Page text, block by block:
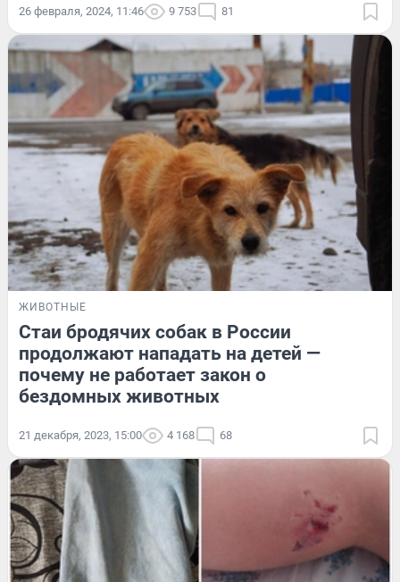
26 февраля, 2024, 11:46 9 753 81
ЖИВОТНЫЕ
Стаи бродячих собак в России
продолжают нападать на детей —
почему не работает закон о
бездомных животных
21 декабря, 2023, 15:00 4 168 68